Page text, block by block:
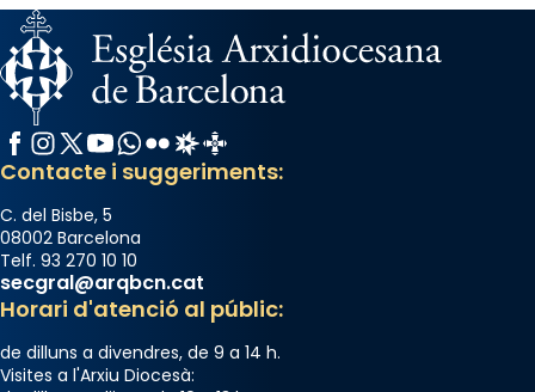
Arquebisbat de Barcelona
2 weeks ago
Memòria de les santes Juliana i
Semproniana, verges i màrtirs.
Acompanyant la història de sant Cugat, a
partir de l’Edat Mitjana sorgeix la tradició
que les santes Juliana (“relatiu a Júlia”) i
Semproniana (“relatiu a Semprònia =
eterna”) són deixebles seves. I l’any 1667, el
frare Joan Gaspar Roig, afirma en una obra
Facebook
Instagram
X / Twitter
YouTube
WhatsApp
FlickrRadio Estel
Catalunya Cristiana
Contacte i suggeriments:
C. del Bisbe, 5
08002 Barcelona
Telf. 93 270 10 10
secgral@arqbcn.cat
Horari d'atenció al públic:
de dilluns a divendres, de 9 a 14 h.
Visites a l'Arxiu Diocesà: